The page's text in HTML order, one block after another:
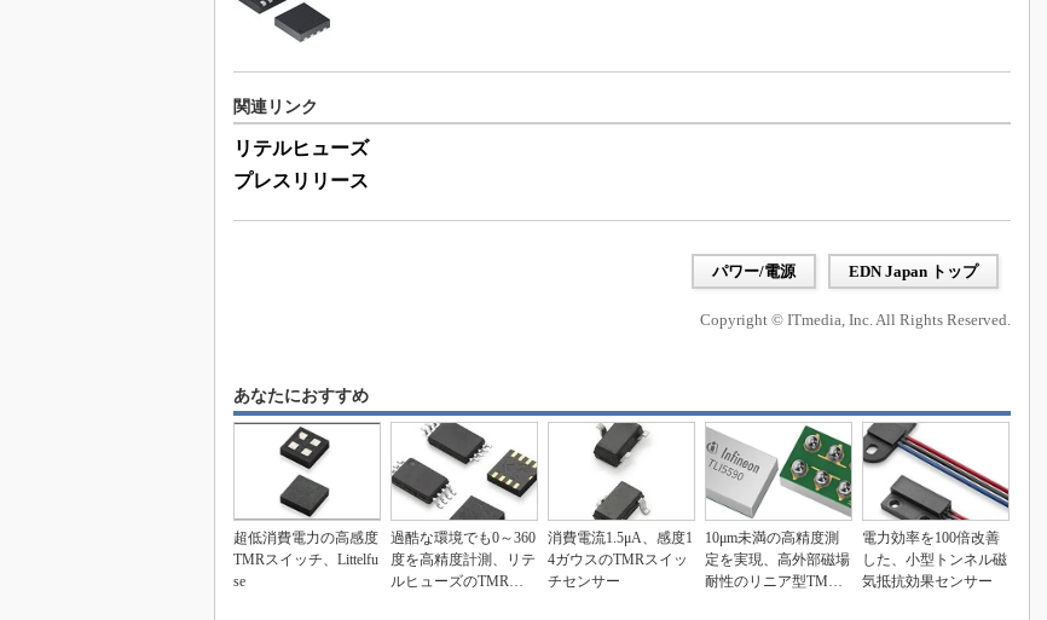
関連リンク
リテルヒューズ
プレスリリース
パワー/電源 EDN Japan トップ
Copyright © ITmedia, Inc. All Rights Reserved.
あなたにおすすめ
超低消費電力の高感度
TMRスイッチ、Littelfu
se
過酷な環境でも0～360
度を高精度計測、リテ
ルヒューズのTMR角
消費電流1.5μA、感度1
4ガウスのTMRスイッ
チセンサー
10μm未満の高精度測
定を実現、高外部磁場
耐性のリニア型TMR
電力効率を100倍改善
した、小型トンネル磁
気抵抗効果センサー